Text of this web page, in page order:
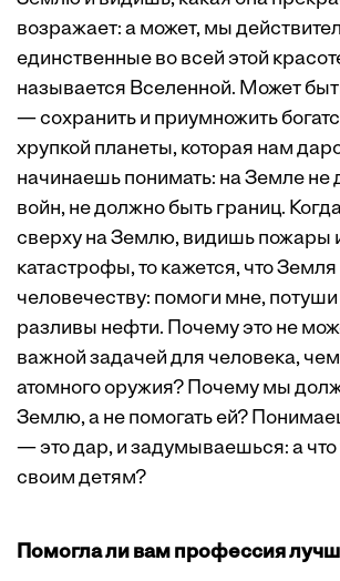
возражает: а может, мы
единственные во всей этой
называется Вселенной. Может
— сохранить и приумножить
хрупкой планеты, которая нам
начинаешь понимать: на Земле не
войн, не должно быть границ.
сверху на Землю, видишь пожары
катастрофы, то кажется, что
человечеству: помоги мне,
разливы нефти. Почему это не
важной задачей для человека,
атомного оружия? Почему мы
Землю, а не помогать ей?
— это дар, и задумываешься: а
своим детям?
Помогла ли вам профессия